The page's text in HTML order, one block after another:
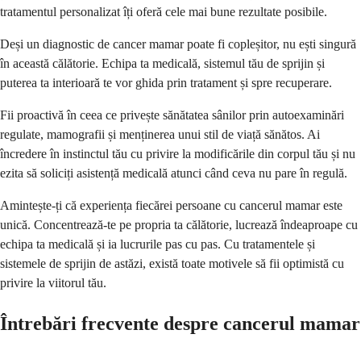
tratamentul personalizat îți oferă cele mai bune rezultate posibile.
Deși un diagnostic de cancer mamar poate fi copleșitor, nu ești singură
în această călătorie. Echipa ta medicală, sistemul tău de sprijin și
puterea ta interioară te vor ghida prin tratament și spre recuperare.
Fii proactivă în ceea ce privește sănătatea sânilor prin autoexaminări
regulate, mamografii și menținerea unui stil de viață sănătos. Ai
încredere în instinctul tău cu privire la modificările din corpul tău și nu
ezita să soliciți asistență medicală atunci când ceva nu pare în regulă.
Amintește-ți că experiența fiecărei persoane cu cancerul mamar este
unică. Concentrează-te pe propria ta călătorie, lucrează îndeaproape cu
echipa ta medicală și ia lucrurile pas cu pas. Cu tratamentele și
sistemele de sprijin de astăzi, există toate motivele să fii optimistă cu
privire la viitorul tău.
Întrebări frecvente despre cancerul mamar